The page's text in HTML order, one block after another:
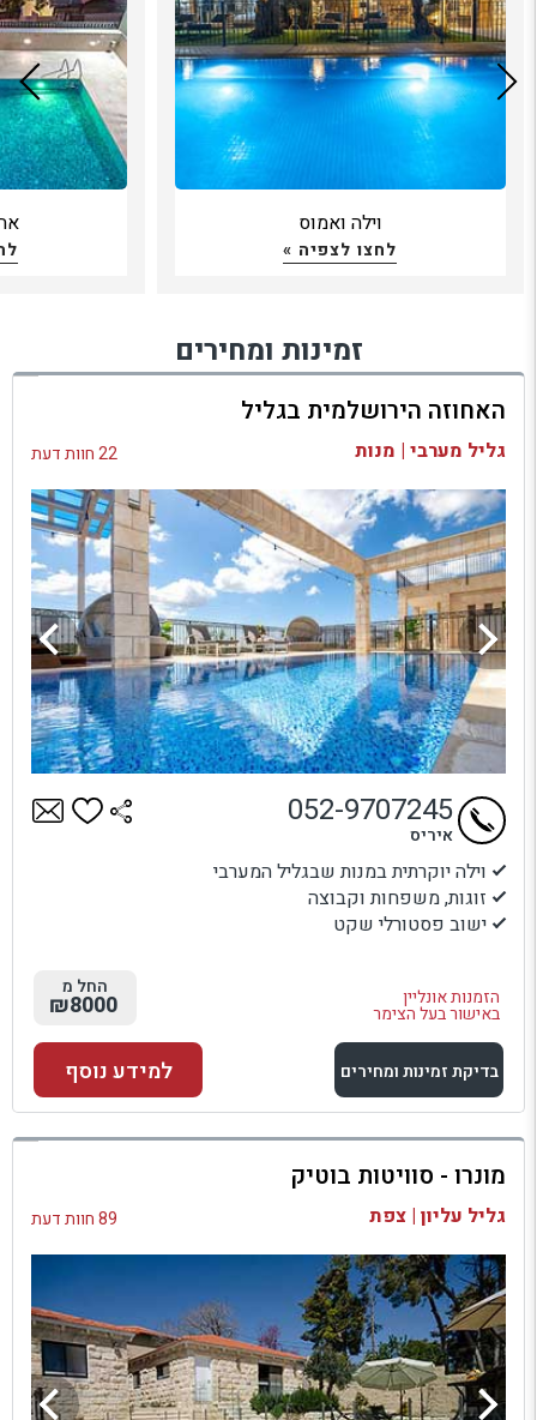
וילה ואמוס
לחצו לצפיה »
זמינות ומחירים
האחוזה הירושלמית בגליל
גליל מערבי | מנות 22 חוות דעת
וילה יוקרתית במנות שבגליל המערבי
זוגות, משפחות וקבוצה
ישוב פסטורלי שקט
הזמנות אונליין
באישור בעל הצימר
052-9707245
איריס
החל מ
₪8000
בדיקת זמינות ומחירים
למתחם זה
בדיקת זמינות ומחירים
למידע נוסף
מונרו - סוויטות בוטיק
גליל עליון | צפת 89 חוות דעת